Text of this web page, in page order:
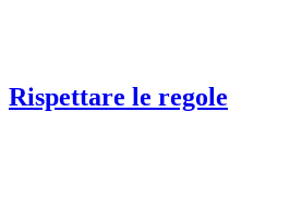
Rispettare le regole